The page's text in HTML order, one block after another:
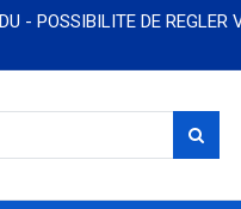
- POSSIBILITE DE